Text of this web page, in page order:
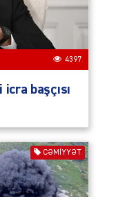
4397
başçısı
CƏMIYYƏT